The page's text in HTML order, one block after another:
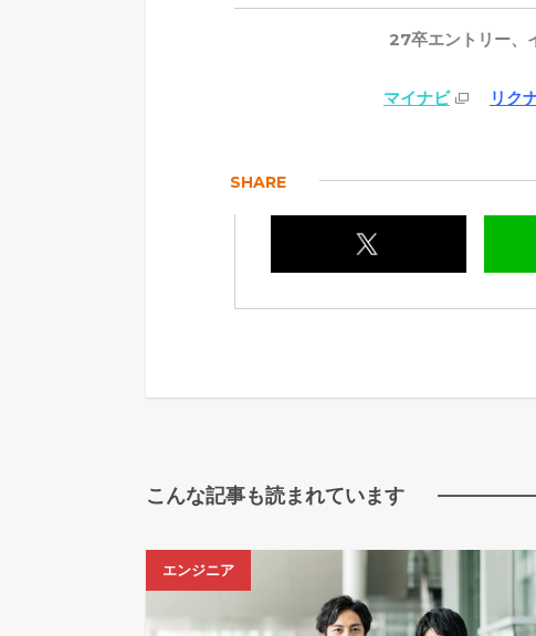
27卒エントリー、
マイナビ リク
SHARE
こんな記事も読まれています
エンジニア